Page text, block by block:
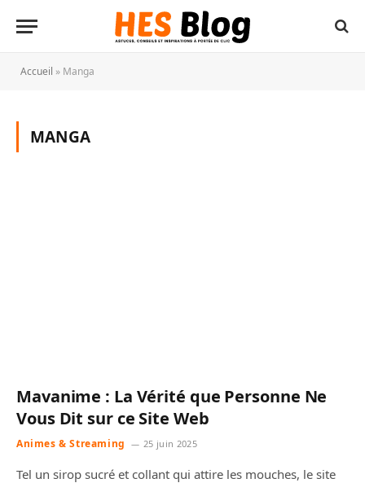
Accueil » Manga
MANGA
Mavanime : La Vérité que Personne Ne
Vous Dit sur ce Site Web
Animes & Streaming 25 juin 2025
Tel un sirop sucré et collant qui attire les mouches, le site